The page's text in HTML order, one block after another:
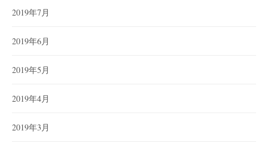
2019年7月
2019年6月
2019年5月
2019年4月
2019年3月